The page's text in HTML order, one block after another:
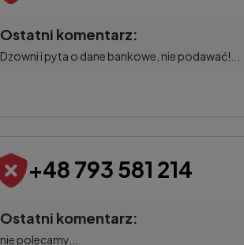
Ostatni komentarz:
Dzowni i pyta o dane bankowe, nie podawać!...
+48 793 581 214
Ostatni komentarz:
nie polecamy...